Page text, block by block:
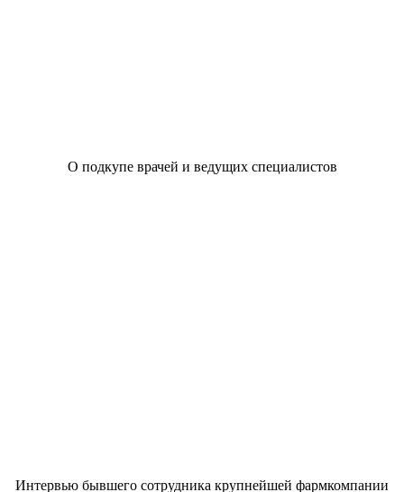
О подкупе врачей и ведущих специалистов
Интервью бывшего сотрудника крупнейшей фармкомпании